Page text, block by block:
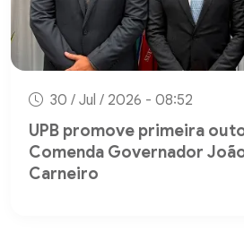
30 / Jul / 2026 - 08:52
UPB promove primeira
Comenda Governador
Carneiro